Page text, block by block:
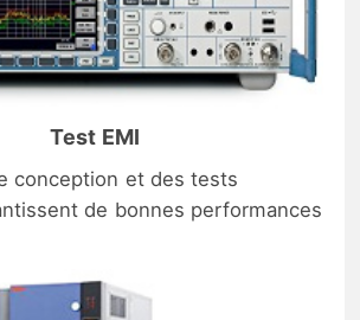
Test EMI
conception et des tests
de bonnes performances